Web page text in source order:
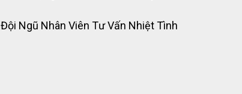
Đội Ngũ Nhân Viên Tư Vấn Nhiệt Tình